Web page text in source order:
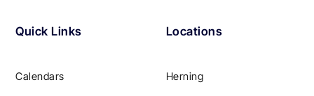
Quick Links
Calendars
Locations
Herning